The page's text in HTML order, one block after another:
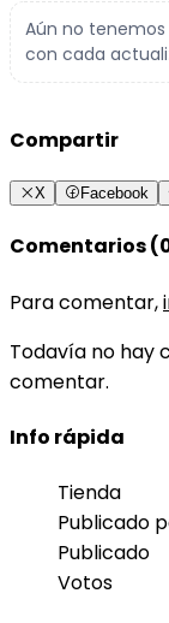
Aún no
con cada
Compartir
X Facebook
Comentarios
Para comentar,
Todavía no hay
comentar.
Info rápida
Tienda
Publicado
Publicado
Votos